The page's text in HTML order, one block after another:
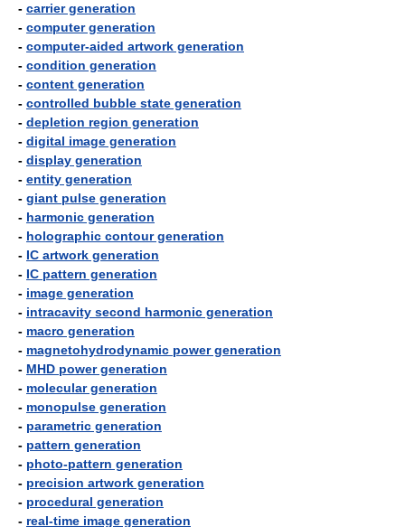
- carrier generation
- computer generation
- computer-aided artwork generation
- condition generation
- content generation
- controlled bubble state generation
- depletion region generation
- digital image generation
- display generation
- entity generation
- giant pulse generation
- harmonic generation
- holographic contour generation
- IC artwork generation
- IC pattern generation
- image generation
- intracavity second harmonic generation
- macro generation
- magnetohydrodynamic power generation
- MHD power generation
- molecular generation
- monopulse generation
- parametric generation
- pattern generation
- photo-pattern generation
- precision artwork generation
- procedural generation
- real-time image generation